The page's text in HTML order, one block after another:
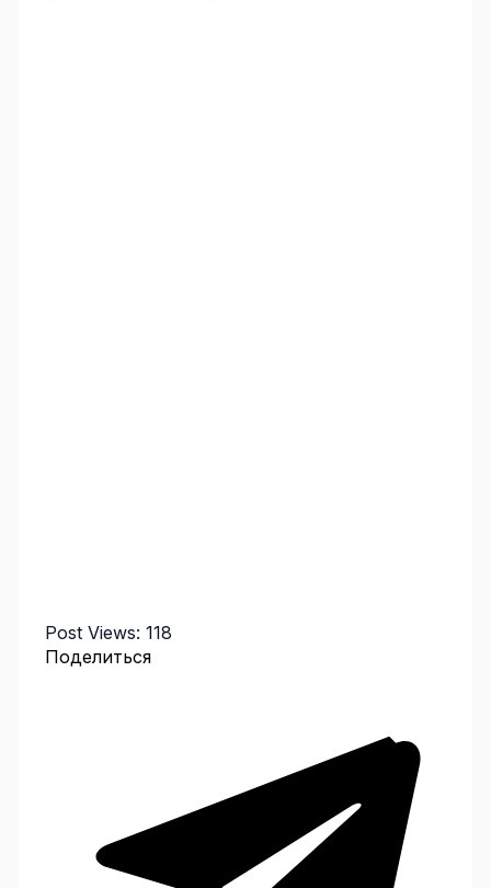
Post Views: 118
Поделиться